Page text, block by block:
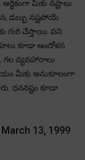
మీకు నష్టాలు
డబ్బు నష్టపోయే
గురి చేస్తాయి. పని
కూడా ఆందోళన
గల వ్యవహారాలు
మీకు అనుకూలంగా
ధననష్టం కూడా
13, 1999